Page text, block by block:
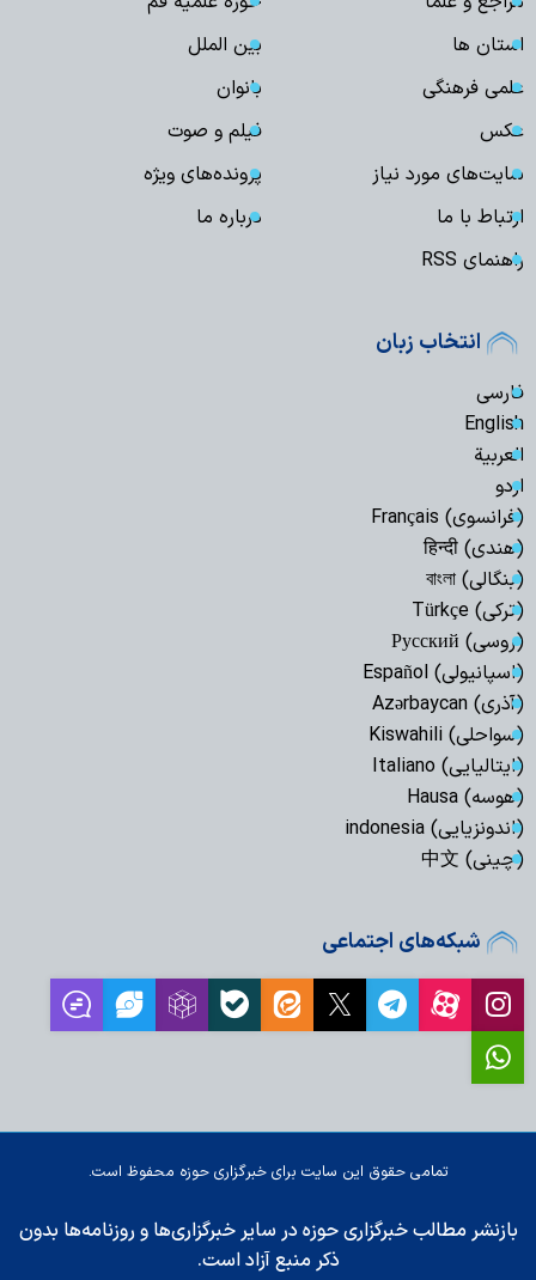
استان ها
بین الملل
علمی فرهنگی
بانوان
عکس
فیلم و صوت
سایت‌های مورد نیاز
پرونده‌های ویژه
ارتباط با ما
درباره ما
راهنمای RSS
انتخاب زبان
فارسی
English
العربیة
اردو
(فرانسوی) Français
(هندی) हिन्दी
(بنگالی) বাংলা
(ترکی) Türkçe
(روسی) Русский
(اسپانیولی) Español
(آذری) Azərbaycan
(سواحلی) Kiswahili
(ایتالیایی) Italiano
(هوسه) Hausa
(اندونزیایی) indonesia
(چینی) 中文
شبکه‌های اجتماعی
تمامی حقوق این سایت برای خبرگزاری حوزه محفوظ است.
بازنشر مطالب خبرگزاری حوزه در سایر خبرگزاری‌ها و روزنامه‌ها بدون
ذکر منبع آزاد است.